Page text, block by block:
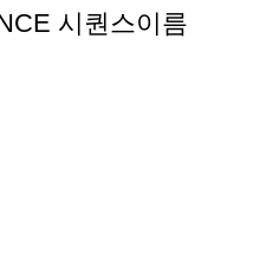
시퀀스이름